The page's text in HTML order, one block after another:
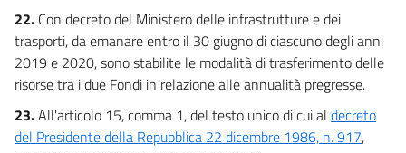
22. Con decreto del Ministero delle infrastrutture e dei
trasporti, da emanare entro il 30 giugno di ciascuno degli anni
2019 e 2020, sono stabilite le modalità di trasferimento delle
risorse tra i due Fondi in relazione alle annualità pregresse.
23.All'articolo 15, comma 1, del testo unico di cui al decreto
del Presidente della Repubblica 22 dicembre 1986, n. 917,